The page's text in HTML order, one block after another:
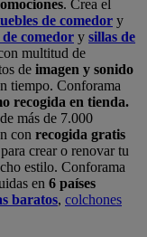
. Crea el
de comedor y
de comedor y sillas de
multitud de
de imagen y sonido
tiempo. Conforama
recogida en tienda.
más de 7.000
con recogida gratis
crear o renovar tu
estilo. Conforama
en 6 países
baratos, colchones